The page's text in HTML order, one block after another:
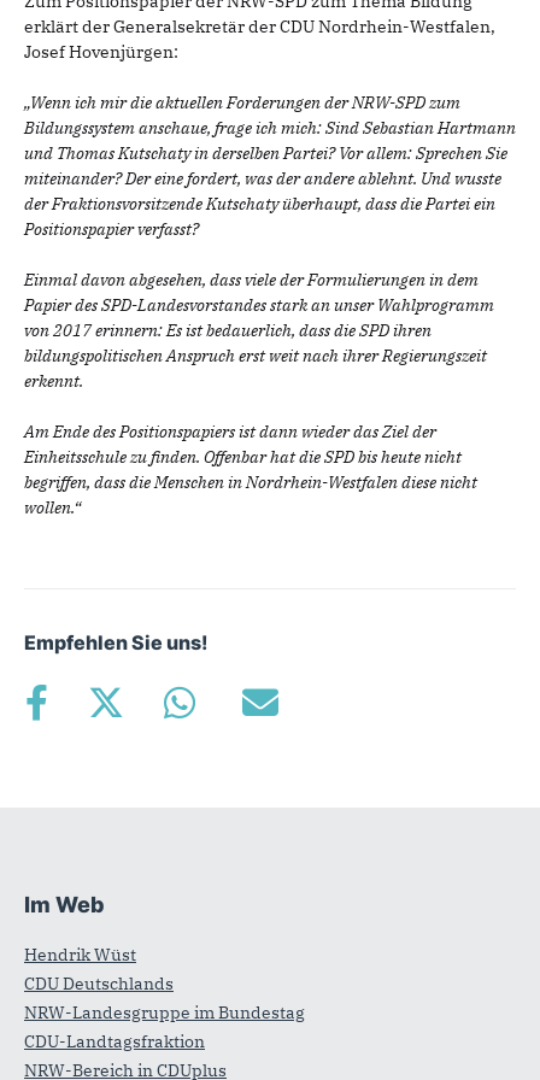
erklärt der Generalsekretär der CDU Nordrhein-Westfalen,
Josef Hovenjürgen:
„Wenn ich mir die aktuellen Forderungen der NRW-SPD zum
Bildungssystem anschaue, frage ich mich: Sind Sebastian Hartmann
und Thomas Kutschaty in derselben Partei? Vor allem: Sprechen Sie
miteinander? Der eine fordert, was der andere ablehnt. Und wusste
der Fraktionsvorsitzende Kutschaty überhaupt, dass die Partei ein
Positionspapier verfasst?
Einmal davon abgesehen, dass viele der Formulierungen in dem
Papier des SPD-Landesvorstandes stark an unser Wahlprogramm
von 2017 erinnern: Es ist bedauerlich, dass die SPD ihren
bildungspolitischen Anspruch erst weit nach ihrer Regierungszeit
erkennt.
Am Ende des Positionspapiers ist dann wieder das Ziel der
Einheitsschule zu finden. Offenbar hat die SPD bis heute nicht
begriffen, dass die Menschen in Nordrhein-Westfalen diese nicht
wollen.“
Empfehlen Sie uns!
Fußbereich
Im Web
Hendrik Wüst
CDU Deutschlands
NRW-Landesgruppe im Bundestag
CDU-Landtagsfraktion
NRW-Bereich in CDUplus